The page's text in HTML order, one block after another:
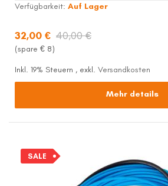
Verfügbarkeit: Auf Lager
32,00 € 40,00 €
(spare € 8)
Inkl. 19% Steuern , exkl. Versandkosten
Mehr details
SALE